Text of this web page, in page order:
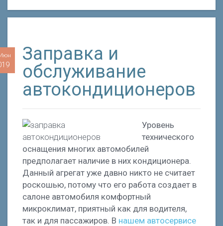
Заправка и
обслуживание
автокондиционеров
Уровень
технического
оснащения многих автомобилей
предполагает наличие в них кондиционера.
Данный агрегат уже давно никто не считает
роскошью, потому что его работа создает в
салоне автомобиля комфортный
микроклимат, приятный как для водителя,
так и для пассажиров. В нашем автосервисе